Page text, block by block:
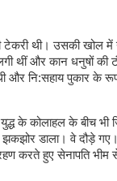
टेकरी थी। उसकी खोल में
थीं और कान धनुषों की
और नि:सहाय पुकार के
के कोलाहल के बीच भी
झकझोर डाला। वे दौड़े
करते हुए सेनापति भीम से